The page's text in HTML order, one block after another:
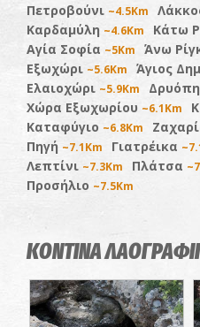
Πετροβούνι ~4.5Km
Καρδαμύλη ~4.6Km Κάτω
Αγία Σοφία ~5Km Άνω
Εξωχώρι ~5.6Km Άγιος
Ελαιοχώρι ~5.9Km Δρυόπη
Χώρα Εξωχωρίου ~6.1Km
Καταφύγιο ~6.8Km
Πηγή ~7.1Km Γιατρέικα
Λεπτίνι ~7.3Km Πλάτσα
Προσήλιο ~7.5Km
ΚΟΝΤΙΝΑ